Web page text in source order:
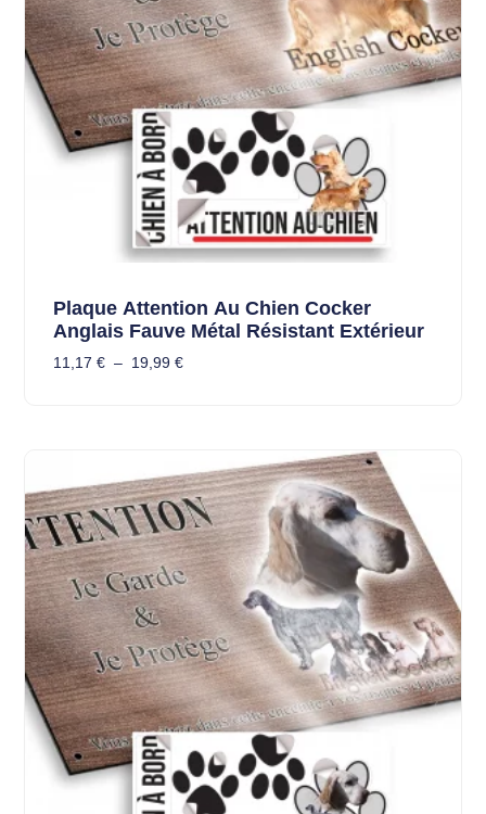
Plaque Attention Au Chien Cocker
Anglais Fauve Métal Résistant Extérieur
11,17 € – 19,99 €